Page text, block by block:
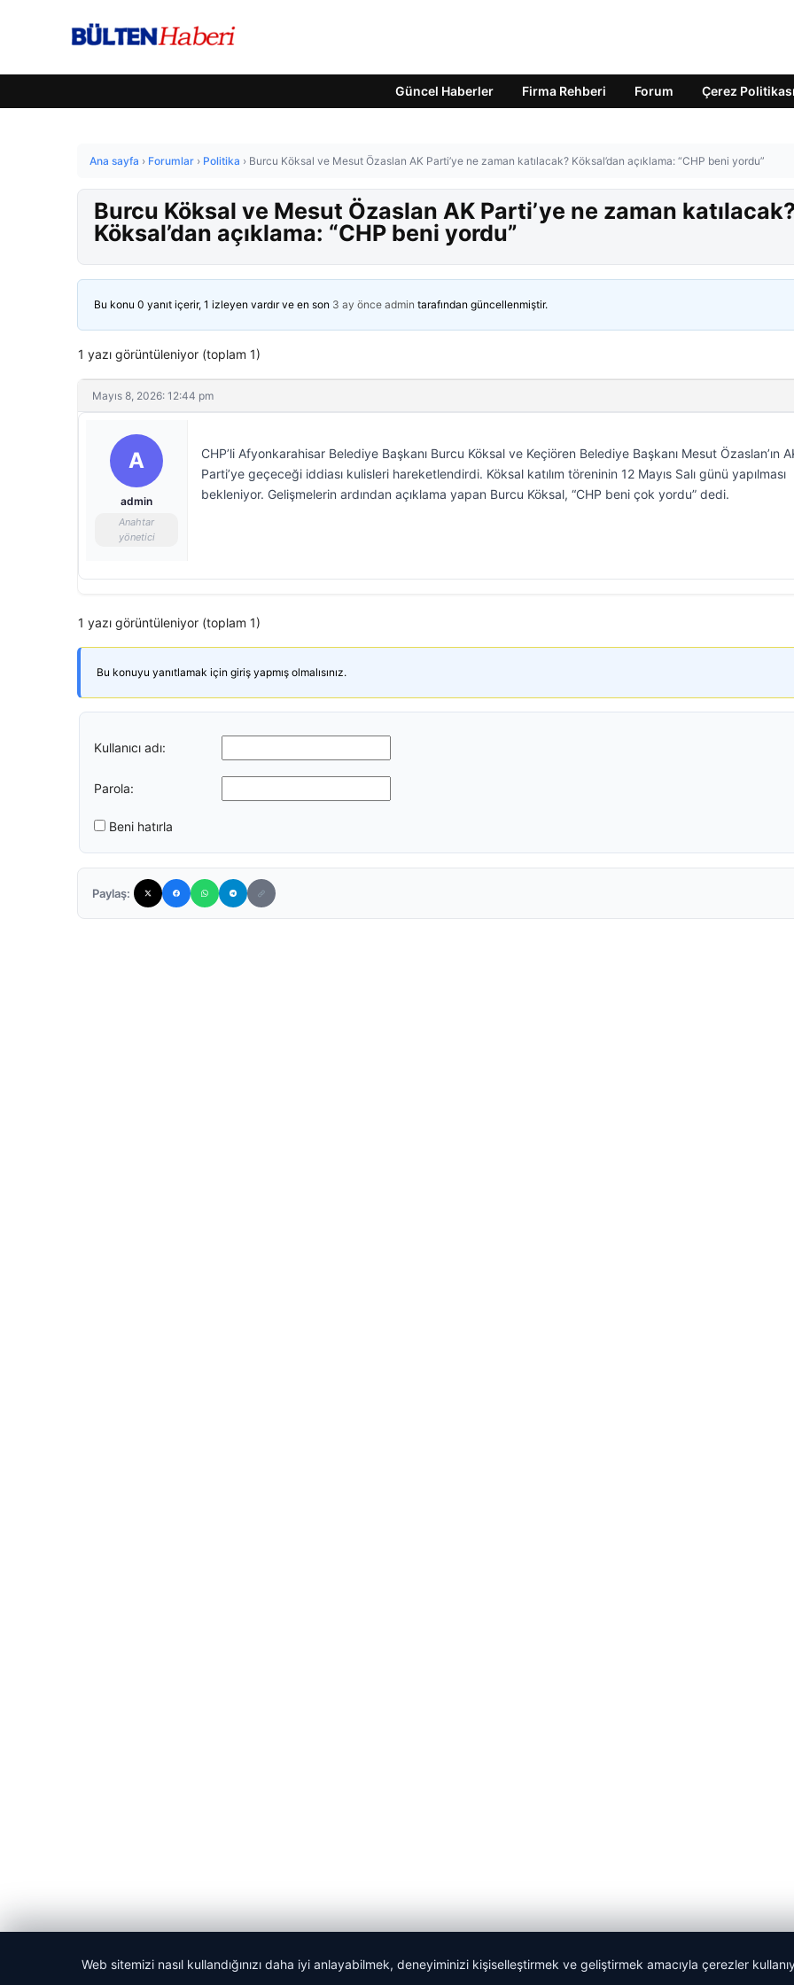
Güncel Haberler Firma Rehberi Forum Çerez Politikası
Ana sayfa › Forumlar › Politika › Burcu Köksal ve Mesut Özaslan AK Parti’ye ne zaman katılacak? Köksal’dan açıklama: “CHP beni yordu”
Burcu Köksal ve Mesut Özaslan AK Parti’ye ne zaman katılacak?
Köksal’dan açıklama: “CHP beni yordu”
Bu konu 0 yanıt içerir, 1 izleyen vardır ve en son 3 ay önce admin tarafından güncellenmiştir.
1 yazı görüntüleniyor (toplam 1)
Mayıs 8, 2026: 12:44 pm
A
admin
Anahtar
yönetici
CHP’li Afyonkarahisar Belediye Başkanı Burcu Köksal ve Keçiören Belediye Başkanı Mesut Özaslan’ın
Parti’ye geçeceği iddiası kulisleri hareketlendirdi. Köksal katılım töreninin 12 Mayıs Salı günü yapılması
bekleniyor. Gelişmelerin ardından açıklama yapan Burcu Köksal, “CHP beni çok yordu” dedi.
1 yazı görüntüleniyor (toplam 1)
Bu konuyu yanıtlamak için giriş yapmış olmalısınız.
Kullanıcı adı:
Parola:
Beni hatırla
Paylaş:
© 2026 Bülten Haberi
Web sitemizi nasıl kullandığınızı daha iyi anlayabilmek, deneyiminizi kişiselleştirmek ve geliştirmek amacıyla çerezler